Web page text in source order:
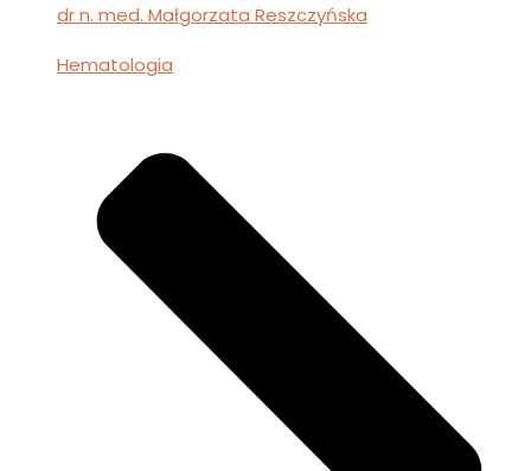
dr n. med. Małgorzata Reszczyńska
Hematologia